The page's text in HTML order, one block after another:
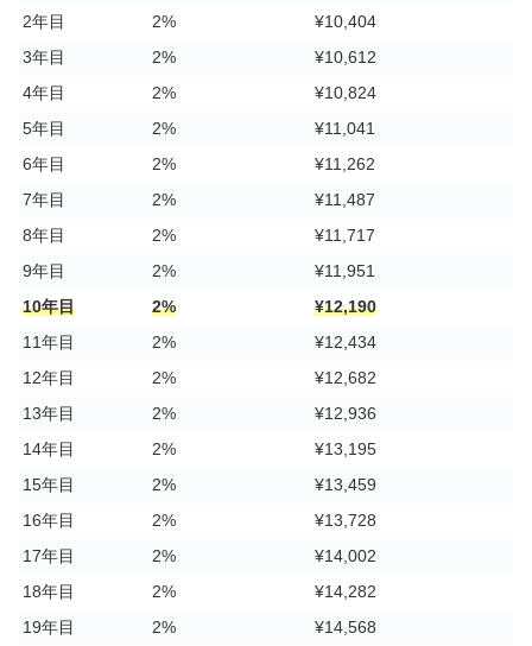
2年目
2%
¥10,404
3年目
2%
¥10,612
4年目
2%
¥10,824
5年目
2%
¥11,041
6年目
2%
¥11,262
7年目
2%
¥11,487
8年目
2%
¥11,717
9年目
2%
¥11,951
10年目
2%
¥12,190
11年目
2%
¥12,434
12年目
2%
¥12,682
13年目
2%
¥12,936
14年目
2%
¥13,195
15年目
2%
¥13,459
16年目
2%
¥13,728
17年目
2%
¥14,002
18年目
2%
¥14,282
19年目
2%
¥14,568